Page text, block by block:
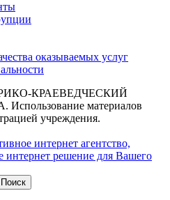
оказываемых услуг
КРАЕВЕДЧЕСКИЙ
материалов
учреждения.
Поиск